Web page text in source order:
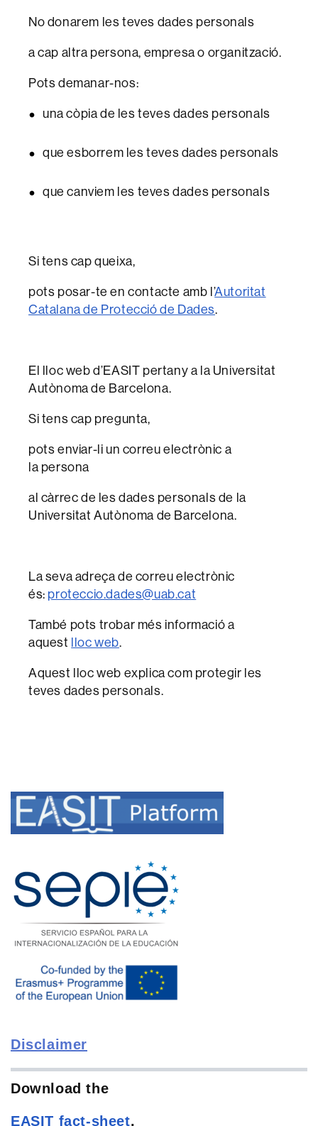
No donarem les teves dades personals
a cap altra persona, empresa o organització.
Pots demanar-nos:
una còpia de les teves dades personals
que esborrem les teves dades personals
que canviem les teves dades personals
Si tens cap queixa,
pots posar-te en contacte amb l’Autoritat
Catalana de Protecció de Dades.
El lloc web d’EASIT pertany a la Universitat
Autònoma de Barcelona.
Si tens cap pregunta,
pots enviar-li un correu electrònic a
la persona
al càrrec de les dades personals de la
Universitat Autònoma de Barcelona.
La seva adreça de correu electrònic
és: proteccio.dades@uab.cat
També pots trobar més informació a
aquest lloc web.
Aquest lloc web explica com protegir les
teves dades personals.
Disclaimer
Download the
EASIT fact-sheet.